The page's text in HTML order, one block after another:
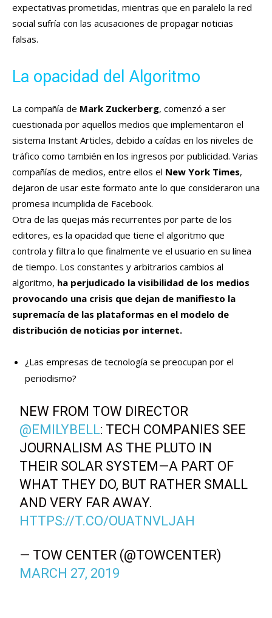
expectativas prometidas, mientras que en paralelo la red
social sufría con las acusaciones de propagar noticias
falsas.
La opacidad del Algoritmo
La compañía de Mark Zuckerberg, comenzó a ser
cuestionada por aquellos medios que implementaron el
sistema Instant Articles, debido a caídas en los niveles de
tráfico como también en los ingresos por publicidad. Varias
compañías de medios, entre ellos el New York Times,
dejaron de usar este formato ante lo que consideraron una
promesa incumplida de Facebook.
Otra de las quejas más recurrentes por parte de los
editores, es la opacidad que tiene el algoritmo que
controla y filtra lo que finalmente ve el usuario en su línea
de tiempo. Los constantes y arbitrarios cambios al
algoritmo, ha perjudicado la visibilidad de los medios
provocando una crisis que dejan de manifiesto la
supremacía de las plataformas en el modelo de
distribución de noticias por internet.
¿Las empresas de tecnología se preocupan por el
periodismo?
NEW FROM TOW DIRECTOR
@EMILYBELL: TECH COMPANIES SEE
JOURNALISM AS THE PLUTO IN
THEIR SOLAR SYSTEM—A PART OF
WHAT THEY DO, BUT RATHER SMALL
AND VERY FAR AWAY.
HTTPS://T.CO/OUATNVLJAH
— TOW CENTER (@TOWCENTER)
MARCH 27, 2019